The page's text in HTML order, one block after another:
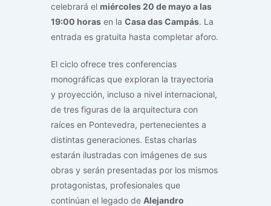
celebrará el miércoles 20 de mayo a las
19:00 horas en la Casa das Campás. La
entrada es gratuita hasta completar aforo.
El ciclo ofrece tres conferencias
monográficas que exploran la trayectoria
y proyección, incluso a nivel internacional,
de tres figuras de la arquitectura con
raíces en Pontevedra, pertenecientes a
distintas generaciones. Estas charlas
estarán ilustradas con imágenes de sus
obras y serán presentadas por los mismos
protagonistas, profesionales que
continúan el legado de Alejandro